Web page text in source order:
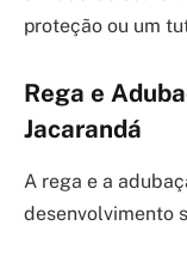
proteção ou um
Rega e
Jacarandá
A rega e a
desenvolvimento